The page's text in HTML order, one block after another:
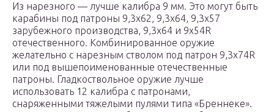
Из нарезного — лучше калибра 9 мм. Это могут быть
карабины под патроны 9,3х62, 9,3х64, 9,3х57
зарубежного производства, 9,3х64 и 9х54R
отечественного. Комбинированное оружие
желательно с нарезным стволом под патрон 9,3х74R
или под вышепоименованные отечественные
патроны. Гладкоствольное оружие лучше
использовать 12 калибра с патронами,
снаряженными тяжелыми пулями типа «Бреннеке».